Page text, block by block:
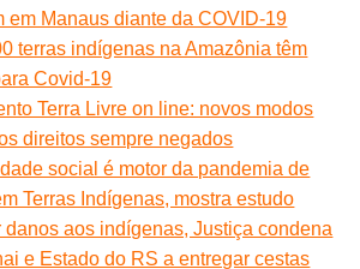
em Manaus diante da COVID-19
terras indígenas na Amazônia têm
Covid-19
Terra Livre on line: novos modos
direitos sempre negados
social é motor da pandemia de
Terras Indígenas, mostra estudo
danos aos indígenas, Justiça condena
e Estado do RS a entregar cestas